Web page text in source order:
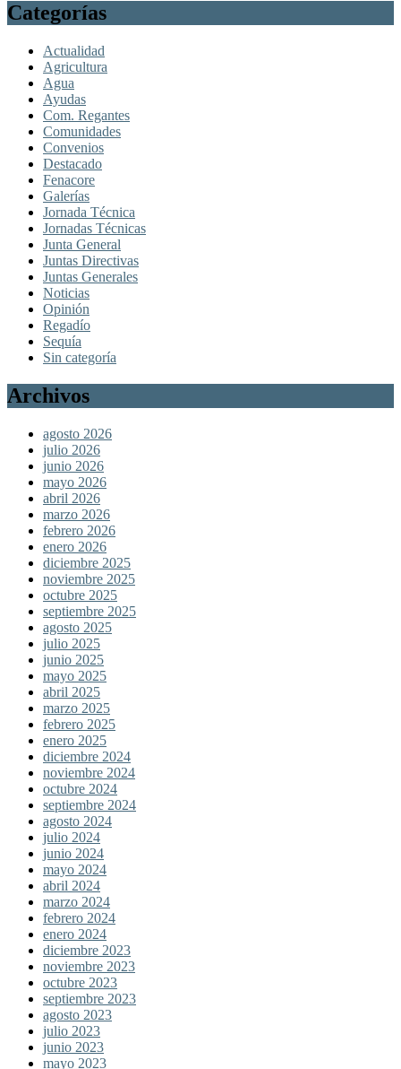
Categorías
Actualidad
Agricultura
Agua
Ayudas
Com. Regantes
Comunidades
Convenios
Destacado
Fenacore
Galerías
Jornada Técnica
Jornadas Técnicas
Junta General
Juntas Directivas
Juntas Generales
Noticias
Opinión
Regadío
Sequía
Sin categoría
Archivos
agosto 2026
julio 2026
junio 2026
mayo 2026
abril 2026
marzo 2026
febrero 2026
enero 2026
diciembre 2025
noviembre 2025
octubre 2025
septiembre 2025
agosto 2025
julio 2025
junio 2025
mayo 2025
abril 2025
marzo 2025
febrero 2025
enero 2025
diciembre 2024
noviembre 2024
octubre 2024
septiembre 2024
agosto 2024
julio 2024
junio 2024
mayo 2024
abril 2024
marzo 2024
febrero 2024
enero 2024
diciembre 2023
noviembre 2023
octubre 2023
septiembre 2023
agosto 2023
julio 2023
junio 2023
mayo 2023